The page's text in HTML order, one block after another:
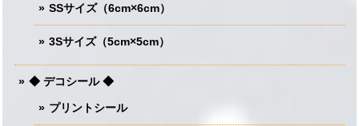
SSサイズ（6cm×6cm）
3Sサイズ（5cm×5cm）
◆ デコシール ◆
プリントシール